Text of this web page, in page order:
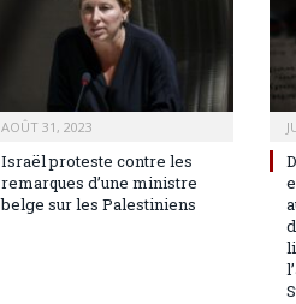
AOÛT 31, 2023
Israël proteste contre les
remarques d’une ministre
belge sur les Palestiniens